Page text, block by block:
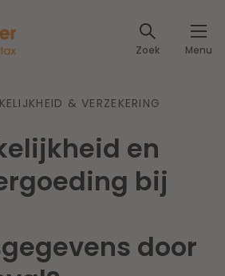
Zoek Menu
& VERZEKERING
en
bij
door